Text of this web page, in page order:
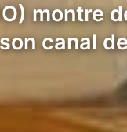
montre
canal